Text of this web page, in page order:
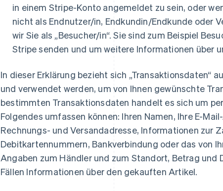
in einem Stripe-Konto angemeldet zu sein, oder
nicht als Endnutzer/in, Endkundin/Endkunde oder
wir Sie als „Besucher/in“. Sie sind zum Beispiel
Stripe senden und um weitere Informationen über
In dieser Erklärung bezieht sich „Transaktionsdaten“
und verwendet werden, um von Ihnen gewünschte
bestimmten Transaktionsdaten handelt es sich um
Folgendes umfassen können: Ihren Namen, Ihre E-
Rechnungs- und Versandadresse, Informationen zur
Debitkartennummern, Bankverbindung oder das von
Angaben zum Händler und zum Standort, Betrag und
Fällen Informationen über den gekauften Artikel.